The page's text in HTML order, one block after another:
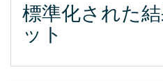
標準化された
ット